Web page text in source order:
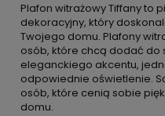
Plafon witrażowy Tiffany to
dekoracyjny, który
Twojego domu. Plafony
osób, które chcą dodać do
eleganckiego akcentu,
odpowiednie oświetlenie.
osób, które cenią sobie
domu.